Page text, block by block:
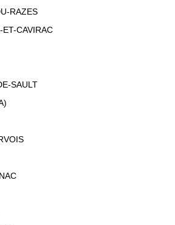
RAZES
ET-CAVIRAC
SAULT